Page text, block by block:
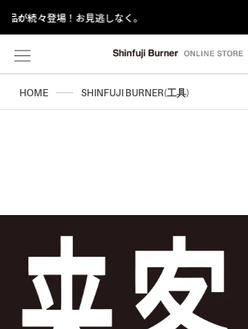
し
コ
移
HOME SHINFUJI BURNER(工具)